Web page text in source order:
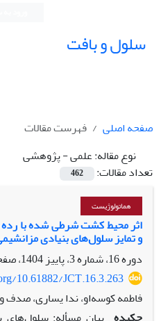
سلول و بافت
صفحه اصلی
فهرست مقالات
نوع مقاله:علمی - پژوهشی
تعداد مقالات:
462
هماتولوژیست
اثر محیط کشت شرطی شده با رده
و تمایز سلول‌های بنیادی
دوره 16، شماره 3، پاییز 1404، صفحه
10.61882/JCT.16.3.263
فاطمه کوسه‌او، ندا یساری، صدف